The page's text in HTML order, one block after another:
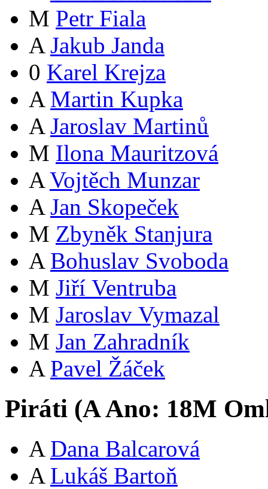
M Petr Fiala
A Jakub Janda
0 Karel Krejza
A Martin Kupka
A Jaroslav Martinů
M Ilona Mauritzová
A Vojtěch Munzar
A Jan Skopeček
M Zbyněk Stanjura
A Bohuslav Svoboda
M Jiří Ventruba
M Jaroslav Vymazal
M Jan Zahradník
A Pavel Žáček
Piráti (AAno: 18M
A Dana Balcarová
A Lukáš Bartoň